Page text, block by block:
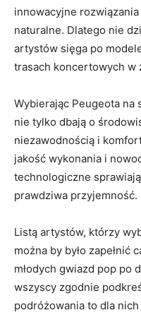
innowacyjne
naturalne. Dlatego nie
artystów sięga po
trasach koncertowych w
Wybierając Peugeota
nie tylko dbają o
niezawodnością i
jakość wykonania i
technologiczne
prawdziwa przyjemność.
Listą artystów, którzy
można by było zapełnić
młodych gwiazd pop po
wszyscy zgodnie
podróżowania ⁤to dla